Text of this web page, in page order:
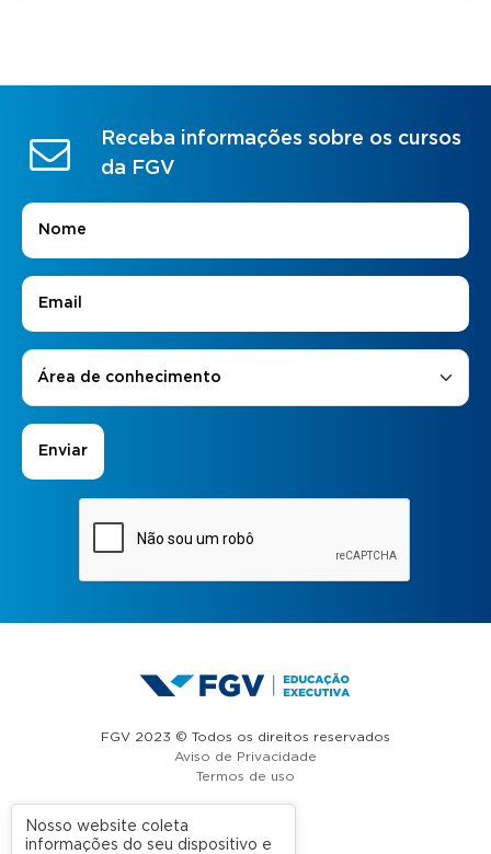
Receba informações sobre os cursos
da FGV
Nome
E-mail
Áreas de Interesse
Área de conhecimento
FGV 2023 © Todos os direitos reservados
Aviso de Privacidade
Termos de uso
A FGV
Nosso website coleta
informações do seu dispositivo e